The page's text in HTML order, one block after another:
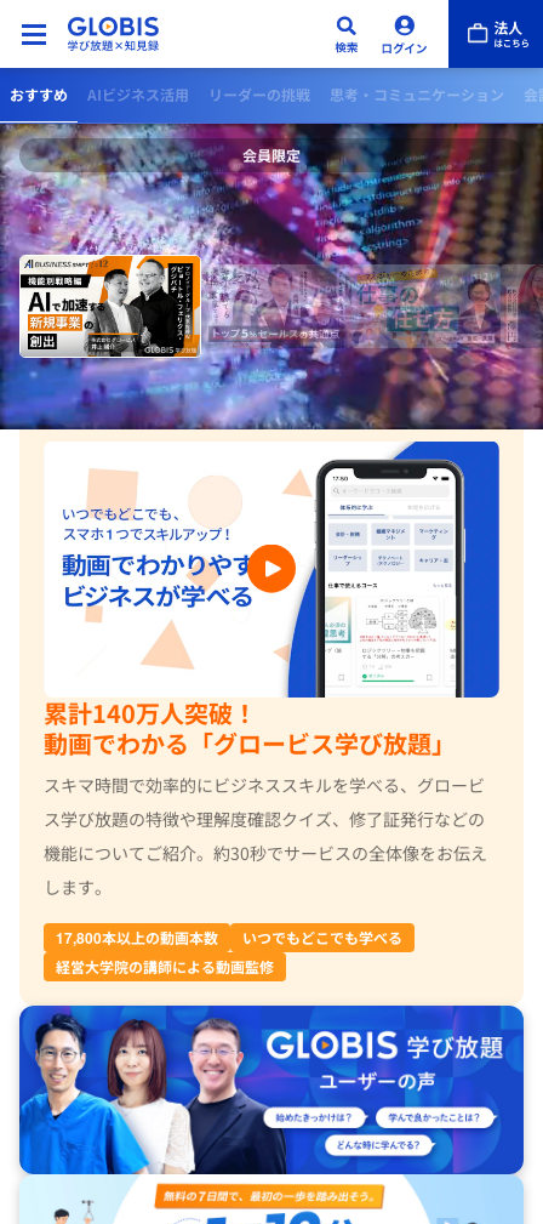
おすすめ AIビジネス活用 リーダーの挑戦 思考・コミュニケーション 会
会員限定
AI BUSINESS SHIFT 第12回 機能別戦略編：
AIで加速する新規事業の創出
視聴する
累計140万人突破！
動画でわかる「グロービス学び放題」
スキマ時間で効率的にビジネススキルを学べる、グロービ
ス学び放題の特徴や理解度確認クイズ、修了証発行などの
機能についてご紹介。約30秒でサービスの全体像をお伝え
します。
17,800本以上の動画本数
いつでもどこでも学べる
経営大学院の講師による動画監修